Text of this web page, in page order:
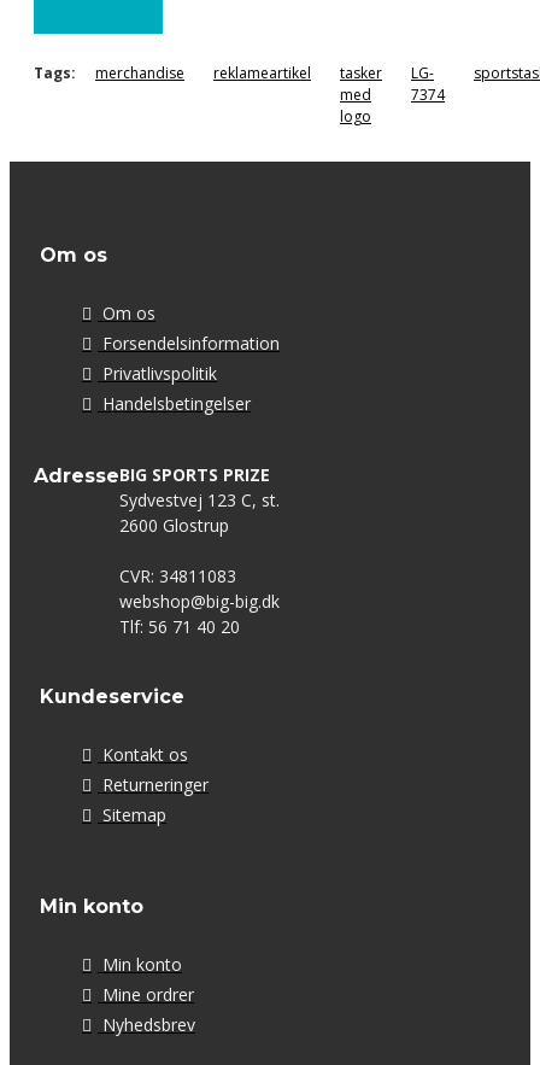
Tags: merchandise reklameartikel
tasker
med
logo
LG-
7374
Om os
Om os
Forsendelsinformation
Privatlivspolitik
Handelsbetingelser
AdresseBIG SPORTS PRIZE
Sydvestvej 123 C, st.
2600 Glostrup
CVR: 34811083
webshop@big-big.dk
Tlf: 56 71 40 20
Kundeservice
Kontakt os
Returneringer
Sitemap
Min konto
Min konto
Mine ordrer
Nyhedsbrev